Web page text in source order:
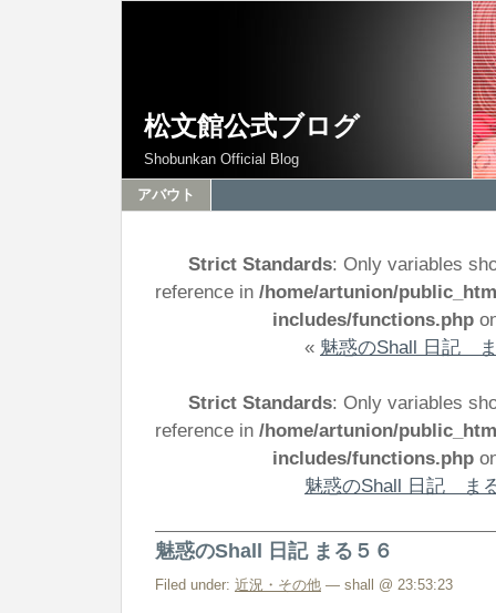
松文館公式ブログ
Shobunkan Official Blog
アバウト
Strict Standards: Only variables
reference in /home/artunion/
includes/functions.php
« 魅惑のShall 日記
Strict Standards: Only variables
reference in /home/artunion/
includes/functions.php
魅惑のShall 日記 ま
魅惑のShall 日記 まる５６
Filed under: 近況・その他 — shall @ 23:53:23